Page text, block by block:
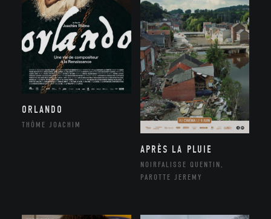
ORLANDO
THÔME JOACHIM
APRÈS LA PLUIE
NOIRFALISSE QUENTIN,
PAROTTE JEREMY